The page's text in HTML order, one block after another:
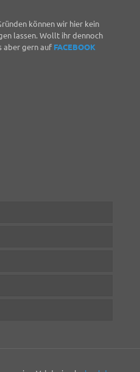
können wir hier kein
lassen. Wollt ihr dennoch
aber gern auf FACEBOOK